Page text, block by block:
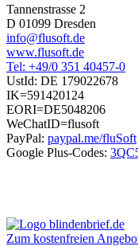
Tannenstrasse 2
D 01099 Dresden
info@flusoft.de
www.flusoft.de
Tel: +49/0 351 40457-0
UstId: DE 179022678
IK=591420124
EORI=DE5048206
WeChatID=flusoft
PayPal: paypal.me/fluSoft
Google Plus-Codes:
Zum kostenfreien